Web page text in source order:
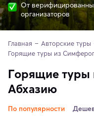
От
организаторов
Главная
Авторские туры
Горящие туры из
Горящие туры
Абхазию
По популярности